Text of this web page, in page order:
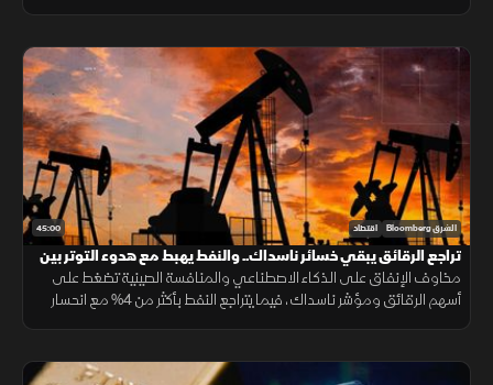
45:00 الشرق Bloomberg اقتصاد
تراجع الرقائق يبقي خسائر ناسداك.. والنفط يهبط مع هدوء التوتر بين
واشنطن وطهران
مخاوف الإنفاق على الذكاء الاصطناعي والمنافسة الصينية تضغط على
أسهم الرقائق ومؤشر ناسداك، فيما يتراجع النفط بأكثر من 4% مع انحسار